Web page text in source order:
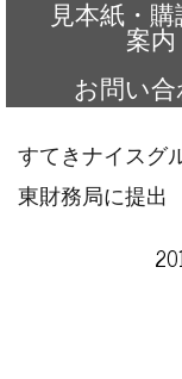
見本紙・
案内
お問い合
すてきナイスグ
東財務局に提出